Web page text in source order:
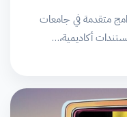
متقدمة في جامعات
أكاديمية،…